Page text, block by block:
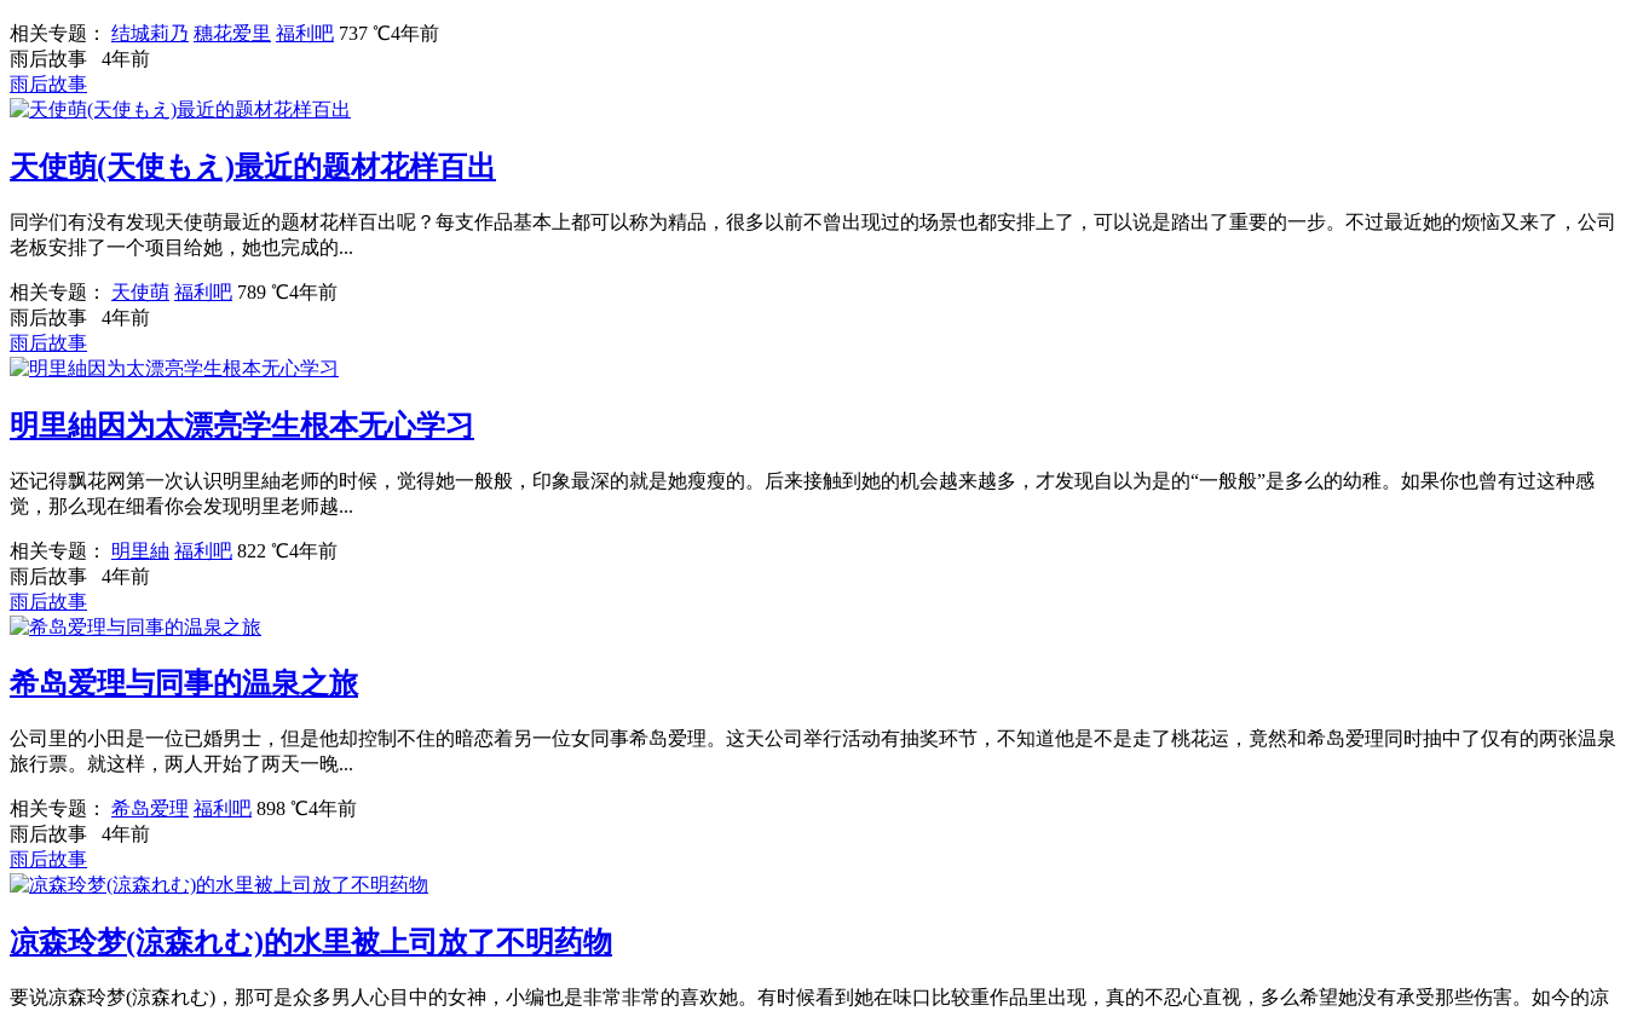
相关专题： 结城莉乃 穗花爱里 福利吧 737 ℃4年前
雨后故事
4年前
雨后故事
天使萌(天使もえ)最近的题材花样百出
同学们有没有发现天使萌最近的题材花样百出呢？每支作品基本上都可以称为精品，很多以前不曾出现过的场景也都安排上了，可以说是踏出了重要的一步。不过最近她的烦恼又来了，公司
老板安排了一个项目给她，她也完成的...
相关专题： 天使萌 福利吧 789 ℃4年前
雨后故事
4年前
雨后故事
明里紬因为太漂亮学生根本无心学习
还记得飘花网第一次认识明里紬老师的时候，觉得她一般般，印象最深的就是她瘦瘦的。后来接触到她的机会越来越多，才发现自以为是的“一般般”是多么的幼稚。如果你也曾有过这种感
觉，那么现在细看你会发现明里老师越...
相关专题： 明里紬 福利吧 822 ℃4年前
雨后故事
4年前
雨后故事
希岛爱理与同事的温泉之旅
公司里的小田是一位已婚男士，但是他却控制不住的暗恋着另一位女同事希岛爱理。这天公司举行活动有抽奖环节，不知道他是不是走了桃花运，竟然和希岛爱理同时抽中了仅有的两张温泉
旅行票。就这样，两人开始了两天一晚...
相关专题： 希岛爱理 福利吧 898 ℃4年前
雨后故事
4年前
雨后故事
凉森玲梦(涼森れむ)的水里被上司放了不明药物
要说凉森玲梦(涼森れむ)，那可是众多男人心目中的女神，小编也是非常非常的喜欢她。有时候看到她在味口比较重作品里出现，真的不忍心直视，多么希望她没有承受那些伤害。如今的凉